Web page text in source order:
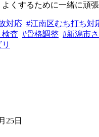
くするために一緒に頑張
対応 #江南区むち打ち対
検査 #骨格調整 #新潟市
25日